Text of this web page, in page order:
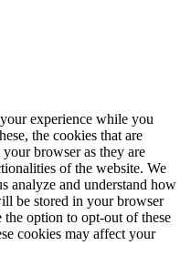
experience while you
the cookies that are
your browser as they are
of the website. We
analyze and understand how
be stored in your browser
option to opt-out of these
cookies may affect your